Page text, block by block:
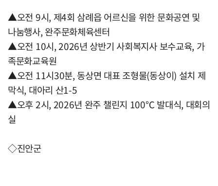
▲오전 9시, 제4회 삼례읍 어르신을 위한 문화공연 및
나눔행사, 완주문화체육센터
▲오전 10시, 2026년 상반기 사회복지사 보수교육, 가
족문화교육원
▲오전 11시30분, 동상면 대표 조형물(동상이) 설치 제
막식, 대아리 산1-5
▲오후 2시, 2026년 완주 챌린지 100℃ 발대식, 대회의
실
◇진안군